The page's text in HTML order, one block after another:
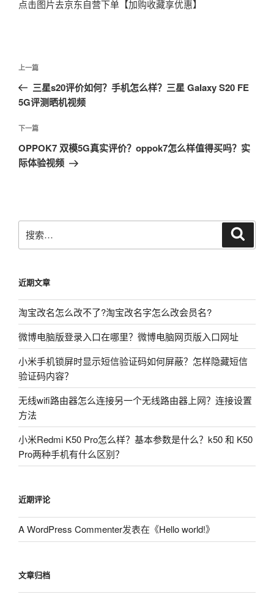
点击图片去京东自营下单【加购收藏享优惠】
文
导
上
一
篇
章
上一篇
三星s20评价如何？手机怎么样？三星 Galaxy S20 FE
5G评测晒机视频
下
一
篇
下一篇
OPPOK7 双模5G真实评价？oppok7怎么样值得买吗？实
际体验视频
搜
索：
近期文章
淘宝改名怎么改不了?淘宝改名字怎么改会员名?
微博电脑版登录入口在哪里？微博电脑网页版入口网址
小米手机锁屏时显示短信验证码如何屏蔽？怎样隐藏短信
验证码内容？
无线wifi路由器怎么连接另一个无线路由器上网？连接设置
方法
小米Redmi K50 Pro怎么样？基本参数是什么？k50 和 K50
Pro两种手机有什么区别？
近期评论
A WordPress Commenter发表在《Hello world!》
文章归档